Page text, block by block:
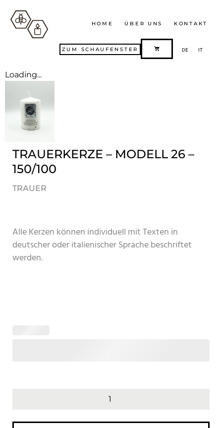
HOME ÜBER UNS KONTAKT
ZUM SCHAUFENSTER DE IT
Loading...
TRAUERKERZE – MODELL 26 –
150/100
TRAUER
Alle Kerzen können individuell mit Texten in
deutscher oder italienischer Sprache beschriftet
werden.